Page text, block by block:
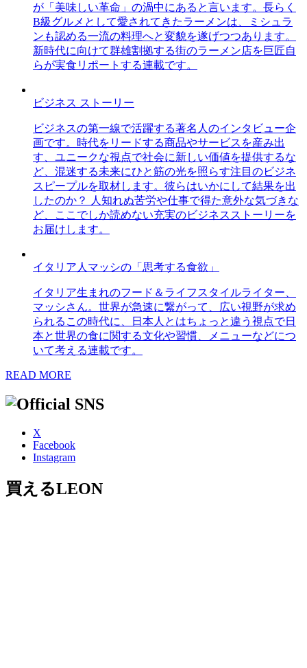
が「美味しい革命」の渦中にあると言います。長らく
B級グルメとして愛されてきたラーメンは、ミシュラ
ンも認める一流の料理へと変貌を遂げつつあります。
新時代に向けて群雄割拠する街のラーメン店を巨匠自
らが実食リポートする連載です。
ビジネス ストーリー
ビジネスの第一線で活躍する著名人のインタビュー企
画です。時代をリードする商品やサービスを産み出
す、ユニークな視点で社会に新しい価値を提供するな
ど、混迷する未来にひと筋の光を照らす注目のビジネ
スピープルを取材します。彼らはいかにして結果を出
したのか？ 人知れぬ苦労や仕事で得た意外な気づきな
ど、ここでしか読めない充実のビジネスストーリーを
お届けします。
イタリア人マッシの「思考する食欲」
イタリア生まれのフード＆ライフスタイルライター、
マッシさん。世界が急速に繋がって、広い視野が求め
られるこの時代に、日本人とはちょっと違う視点で日
本と世界の食に関する文化や習慣、メニューなどにつ
いて考える連載です。
READ MORE
X
Facebook
Instagram
買えるLEON